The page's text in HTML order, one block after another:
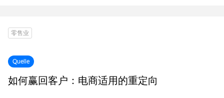
零售业
Quelle
如何赢回客户：电商适用的重定向